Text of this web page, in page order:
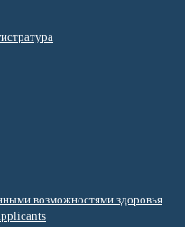
возможностями здоровья